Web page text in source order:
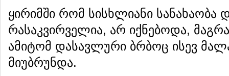
ყირიმში რომ სისხლიანი სანახაობა
რასაკვირველია, არ იქნებოდა,
ამიტომ დასავლური ბრბოც ისევ
მიუბრუნდა.